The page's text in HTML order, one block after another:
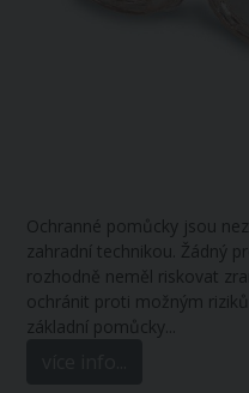
Ochranné pomůcky jsou
zahradní technikou. Žádný
rozhodně neměl riskovat
ochránit proti možným
základní pomůcky.